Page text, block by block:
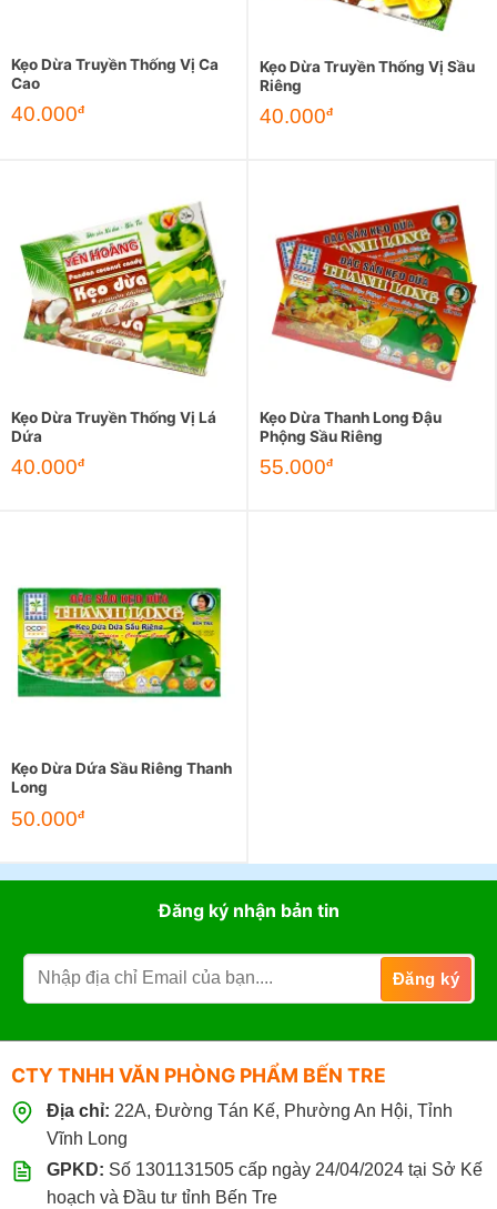
Kẹo Dừa Truyền Thống Vị Ca
Cao
40.000đ
Kẹo Dừa Truyền Thống Vị Sầu
Riêng
40.000đ
Kẹo Dừa Truyền Thống Vị Lá
Dứa
40.000đ
Kẹo Dừa Thanh Long Đậu
Phộng Sầu Riêng
55.000đ
Kẹo Dừa Dứa Sầu Riêng Thanh
Long
50.000đ
Đăng ký nhận bản tin
CTY TNHH VĂN PHÒNG PHẨM BẾN TRE
Địa chỉ: 22A, Đường Tán Kế, Phường An Hội, Tỉnh
Vĩnh Long
GPKD: Số 1301131505 cấp ngày 24/04/2024 tại Sở Kế
hoạch và Đầu tư tỉnh Bến Tre